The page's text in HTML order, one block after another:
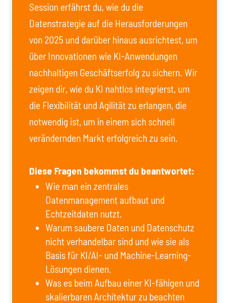
Session erfährst du, wie du die
Datenstrategie auf die Herausforderungen
von 2025 und darüber hinaus ausrichtest, um
über Innovationen wie KI-Anwendungen
nachhaltigen Geschäftserfolg zu sichern. Wir
zeigen dir, wie du KI nahtlos integrierst, um
die Flexibilität und Agilität zu erlangen, die
notwendig ist, um in einem sich schnell
verändernden Markt erfolgreich zu sein.
Diese Fragen bekommst du beantwortet:
Wie man ein zentrales
Datenmanagement aufbaut und
Echtzeitdaten nutzt.
Warum saubere Daten und Datenschutz
nicht verhandelbar sind und wie sie als
Basis für KI/AI- und Machine-Learning-
Lösungen dienen.
Was es beim Aufbau einer KI-fähigen und
skalierbaren Architektur zu beachten